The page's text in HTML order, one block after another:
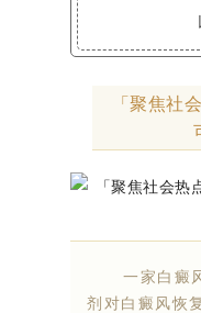
「聚焦社
一家白癜风
剂对白癜风恢